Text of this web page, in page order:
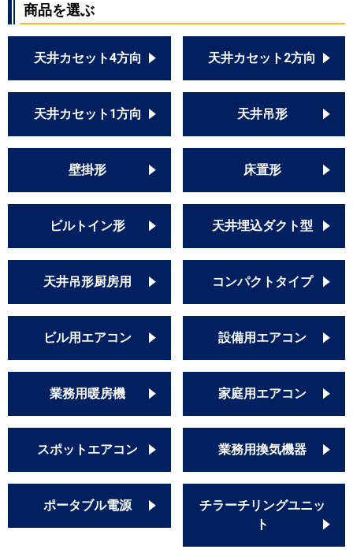
商品を選ぶ
天井カセット4方向 天井カセット2方向
天井カセット1方向 天井吊形
壁掛形 床置形
ビルトイン形 天井埋込ダクト型
天井吊形厨房用 コンパクトタイプ
ビル用エアコン 設備用エアコン
業務用暖房機 家庭用エアコン
スポットエアコン 業務用換気機器
ポータブル電源
チラーチリングユニッ
ト